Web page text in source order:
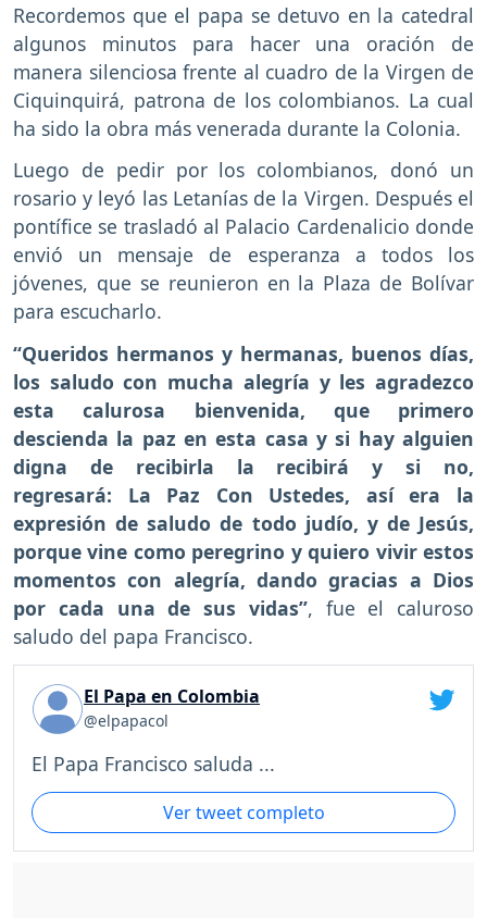
Recordemos que el papa se detuvo en la catedral
algunos minutos para hacer una oración de
manera silenciosa frente al cuadro de la Virgen de
Ciquinquirá, patrona de los colombianos. La cual
ha sido la obra más venerada durante la Colonia.
Luego de pedir por los colombianos, donó un
rosario y leyó las Letanías de la Virgen. Después el
pontífice se trasladó al Palacio Cardenalicio donde
envió un mensaje de esperanza a todos los
jóvenes, que se reunieron en la Plaza de Bolívar
para escucharlo.
“Queridos hermanos y hermanas, buenos días,
los saludo con mucha alegría y les agradezco
esta calurosa bienvenida, que primero
descienda la paz en esta casa y si hay alguien
digna de recibirla la recibirá y si no,
regresará: La Paz Con Ustedes, así era la
expresión de saludo de todo judío, y de Jesús,
porque vine como peregrino y quiero vivir estos
momentos con alegría, dando gracias a Dios
por cada una de sus vidas”, fue el caluroso
saludo del papa Francisco.
El Papa en Colombia
@elpapacol
El Papa Francisco saluda ...
Ver tweet completo